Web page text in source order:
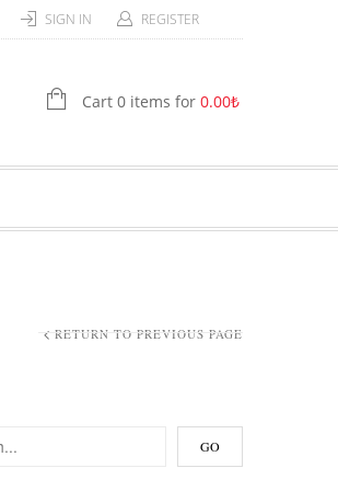
SIGN IN REGISTER
Cart 0 items for 0.00₺
RETURN TO PREVIOUS PAGE